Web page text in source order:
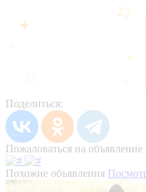
Поделиться:
Пожаловаться на объявление
Похожие объявления